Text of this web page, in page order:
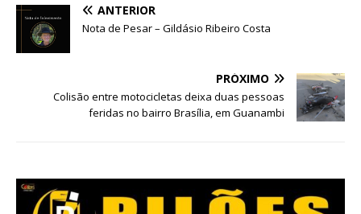
ANTERIOR
Nota de Pesar – Gildásio Ribeiro Costa
PRÓXIMO
Colisão entre motocicletas deixa duas pessoas
feridas no bairro Brasília, em Guanambi